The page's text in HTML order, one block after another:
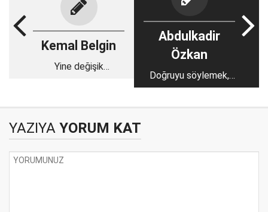
Kemal Belgin
Yine değişik
Abdulkadir
Özkan
Doğruyu söylemek,
doğru uygulama
YAZIYA YORUM KAT